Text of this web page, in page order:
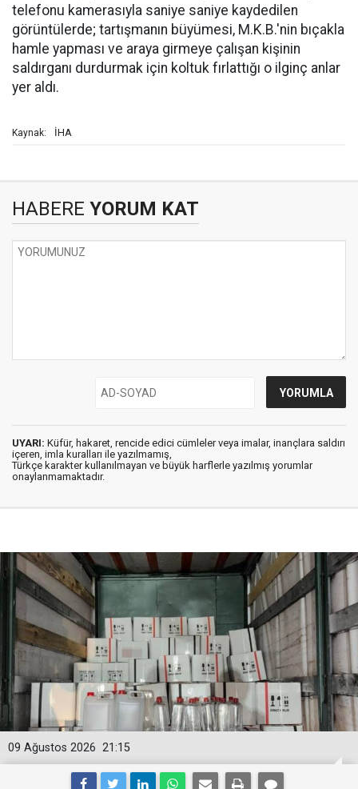
telefonu kamerasıyla saniye saniye kaydedilen
görüntülerde; tartışmanın büyümesi, M.K.B.'nin bıçakla
hamle yapması ve araya girmeye çalışan kişinin
saldırganı durdurmak için koltuk fırlattığı o ilginç anlar
yer aldı.
Kaynak: İHA
HABERE YORUM KAT
UYARI: Küfür, hakaret, rencide edici cümleler veya imalar, inançlara saldırı
içeren, imla kuralları ile yazılmamış,
Türkçe karakter kullanılmayan ve büyük harflerle yazılmış yorumlar
onaylanmamaktadır.
21:15
09 Ağustos 2026